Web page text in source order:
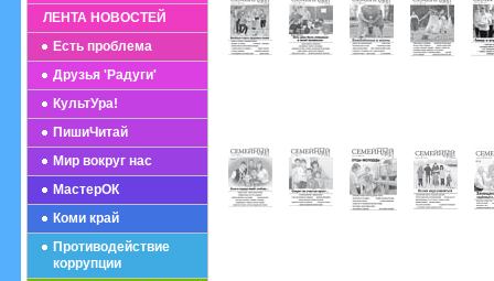
ЛЕНТА НОВОСТЕЙ
Есть проблема
Друзья 'Радуги'
КультУра!
ПишиЧитай
Мир вокруг нас
МастерОК
Коми край
Противодействие
коррупции